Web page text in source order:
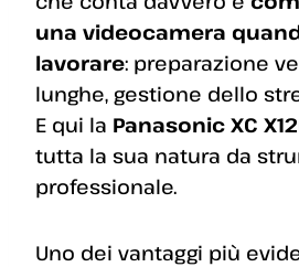
una videocamera
lavorare: preparazione
lunghe, gestione dello
E qui la Panasonic XC
tutta la sua natura da
professionale.
Uno dei vantaggi più